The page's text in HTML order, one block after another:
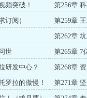
频突破！
第256章
票）
订阅） 第259章
第262章
世 第265章 7
研发中心？ 第268章
罗拉的傲慢！
第271章